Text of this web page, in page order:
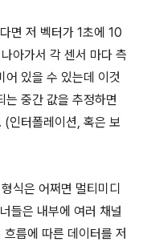
면 저 벡터가 1초에 10
아가서 각 센서 마다 측
어 있을 수 있는데 이것
는 중간 값을 추정하면
인터폴레이션, 혹은 보
식은 어쩌면 멀티미디
들은 내부에 여러 채널
름에 따른 데이터를 저